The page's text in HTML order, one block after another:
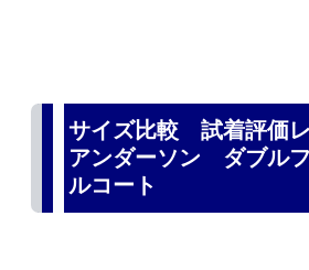
サイズ比較 試着評価
アンダーソン ダブル
ルコート